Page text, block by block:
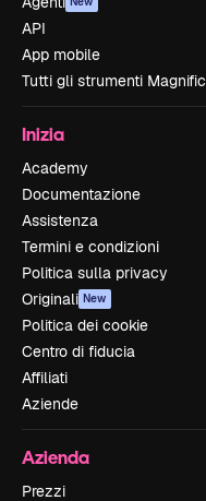
API
App mobile
Tutti gli strumenti Magnific
Inizia
Academy
Documentazione
Assistenza
Termini e condizioni
Politica sulla privacy
Originali New
Politica dei cookie
Centro di fiducia
Affiliati
Aziende
Azienda
Prezzi